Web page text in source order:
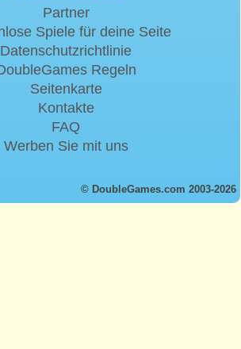
Partner
Spiele für deine Seite
Datenschutzrichtlinie
Regeln
Seitenkarte
Kontakte
FAQ
Werben Sie mit uns
© DoubleGames.com 2003-2026